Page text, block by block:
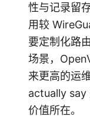
性与记录留
用较
要定制化路
场景，
来更高的运
actually say
价值所在。